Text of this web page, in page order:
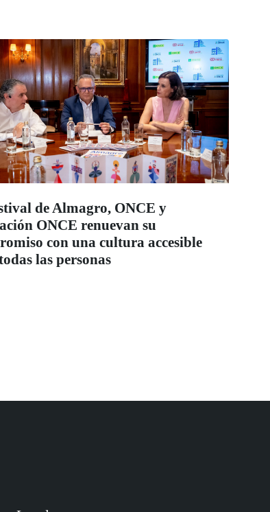
de Almagro, ONCE y
ONCE renuevan su
con una cultura accesible
las personas